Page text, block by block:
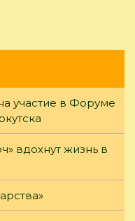
участие в Форуме
вдохнут жизнь в